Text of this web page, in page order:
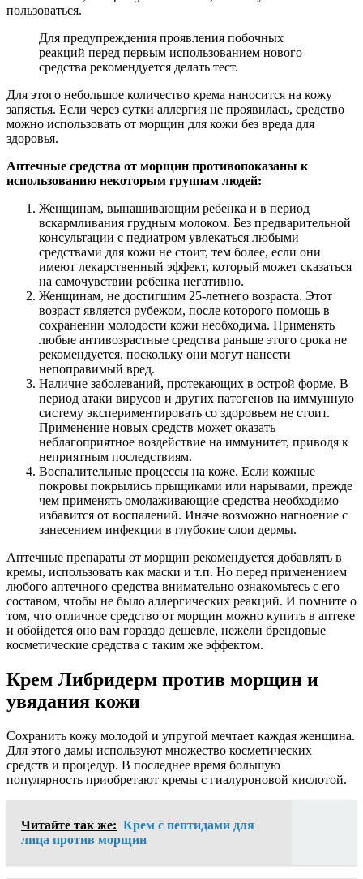
пользоваться.
Для предупреждения проявления побочных
реакций перед первым использованием нового
средства рекомендуется делать тест.
Для этого небольшое количество крема наносится на кожу
запястья. Если через сутки аллергия не проявилась, средство
можно использовать от морщин для кожи без вреда для
здоровья.
Аптечные средства от морщин противопоказаны к
использованию некоторым группам людей:
Женщинам, вынашивающим ребенка и в период
вскармливания грудным молоком. Без предварительной
консультации с педиатром увлекаться любыми
средствами для кожи не стоит, тем более, если они
имеют лекарственный эффект, который может сказаться
на самочувствии ребенка негативно.
Женщинам, не достигшим 25-летнего возраста. Этот
возраст является рубежом, после которого помощь в
сохранении молодости кожи необходима. Применять
любые антивозрастные средства раньше этого срока не
рекомендуется, поскольку они могут нанести
непоправимый вред.
Наличие заболеваний, протекающих в острой форме. В
период атаки вирусов и других патогенов на иммунную
систему экспериментировать со здоровьем не стоит.
Применение новых средств может оказать
неблагоприятное воздействие на иммунитет, приводя к
неприятным последствиям.
Воспалительные процессы на коже. Если кожные
покровы покрылись прыщиками или нарывами, прежде
чем применять омолаживающие средства необходимо
избавится от воспалений. Иначе возможно нагноение с
занесением инфекции в глубокие слои дермы.
Аптечные препараты от морщин рекомендуется добавлять в
кремы, использовать как маски и т.п. Но перед применением
любого аптечного средства внимательно ознакомьтесь с его
составом, чтобы не было аллергических реакций. И помните о
том, что отличное средство от морщин можно купить в аптеке
и обойдется оно вам гораздо дешевле, нежели брендовые
косметические средства с таким же эффектом.
Крем Либридерм против морщин и
увядания кожи
Сохранить кожу молодой и упругой мечтает каждая женщина.
Для этого дамы используют множество косметических
средств и процедур. В последнее время большую
популярность приобретают кремы с гиалуроновой кислотой.
Читайте так же: Крем с пептидами для
лица против морщин